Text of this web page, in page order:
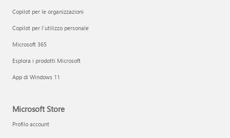
Copilot per le organizzazioni
Copilot per l'utilizzo personale
Microsoft 365
Esplora i prodotti Microsoft
App di Windows 11
Microsoft Store
Profilo account